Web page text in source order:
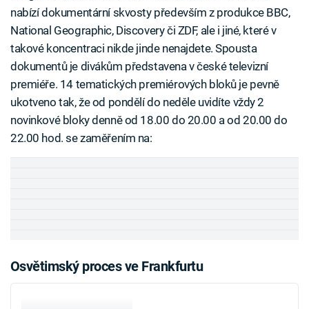
nabízí dokumentární skvosty především z produkce BBC,
National Geographic, Discovery či ZDF, ale i jiné, které v
takové koncentraci nikde jinde nenajdete. Spousta
dokumentů je divákům představena v české televizní
premiéře. 14 tematických premiérových bloků je pevně
ukotveno tak, že od pondělí do neděle uvidíte vždy 2
novinkové bloky denně od 18.00 do 20.00 a od 20.00 do
22.00 hod. se zaměřením na:
Osvětimský proces ve Frankfurtu